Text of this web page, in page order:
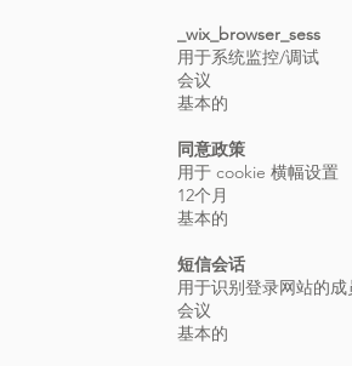
_wix_browser_sess
用于系统监控/调试
会议
基本的
同意政策
用于 cookie 横幅设置
12个月
基本的
短信会话
用于识别登录网站的成
会议
基本的